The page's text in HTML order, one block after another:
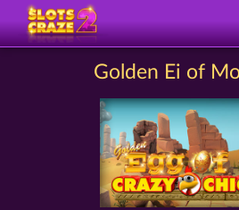
Golden Ei of